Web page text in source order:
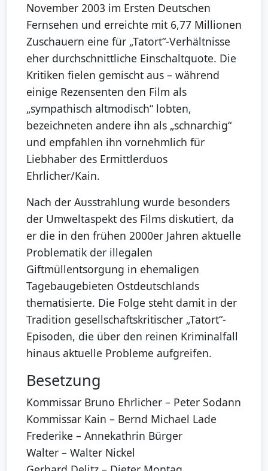
November 2003 im Ersten Deutschen
Fernsehen und erreichte mit 6,77 Millionen
Zuschauern eine für „Tatort“-Verhältnisse
eher durchschnittliche Einschaltquote. Die
Kritiken fielen gemischt aus – während
einige Rezensenten den Film als
„sympathisch altmodisch“ lobten,
bezeichneten andere ihn als „schnarchig“
und empfahlen ihn vornehmlich für
Liebhaber des Ermittlerduos
Ehrlicher/Kain.
Nach der Ausstrahlung wurde besonders
der Umweltaspekt des Films diskutiert, da
er die in den frühen 2000er Jahren aktuelle
Problematik der illegalen
Giftmüllentsorgung in ehemaligen
Tagebaugebieten Ostdeutschlands
thematisierte. Die Folge steht damit in der
Tradition gesellschaftskritischer „Tatort“-
Episoden, die über den reinen Kriminalfall
hinaus aktuelle Probleme aufgreifen.
Besetzung
Kommissar Bruno Ehrlicher – Peter Sodann
Kommissar Kain – Bernd Michael Lade
Frederike – Annekathrin Bürger
Walter – Walter Nickel